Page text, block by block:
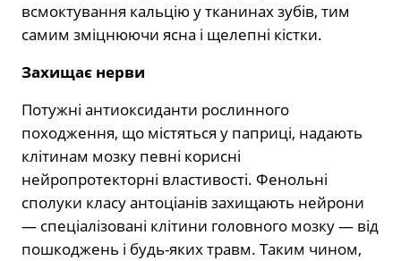
всмоктування кальцію у тканинах зубів, тим
самим зміцнюючи ясна і щелепні кістки.
Захищає нерви
Потужні антиоксиданти рослинного
походження, що містяться у паприці, надають
клітинам мозку певні корисні
нейропротекторні властивості. Фенольні
сполуки класу антоціанів захищають нейрони
— спеціалізовані клітини головного мозку — від
пошкоджень і будь-яких травм. Таким чином,